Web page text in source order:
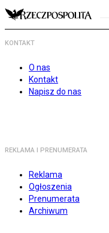
KONTAKT
O nas
Kontakt
Napisz do nas
REKLAMA I PRENUMERATA
Reklama
Ogłoszenia
Prenumerata
Archiwum